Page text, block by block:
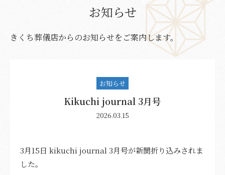
おひとり様葬
会員制度
お葬式後安心サポート
お知らせ
きくち葬儀店からのお知らせをご案内します。
お知らせ
Kikuchi journal 3月号
2026.03.15
3月15日 kikuchi journal 3月号が新聞折り込みされま
した。